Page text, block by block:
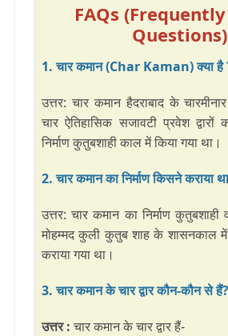
FAQs
Questions)
1. चार कमान (Char Kaman) क्या है
उत्तर: चार कमान हैदराबाद के
चार ऐतिहासिक सजावटी प्रवेश
निर्माण कुतुबशाही काल में किया गया था।
2. चार कमान का निर्माण किसने कराया
उत्तर: चार कमान का निर्माण
मोहम्मद कुली कुतुब शाह के शासनकाल
कराया गया था।
3. चार कमान के चार द्वार कौन-कौन से हैं?
उत्तर : चार कमान के चार द्वार हैं-